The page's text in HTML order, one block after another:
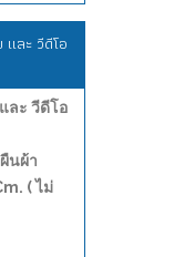
และ วีดีโอ
ละ วีดีโอ
นผ้า
( ไม่